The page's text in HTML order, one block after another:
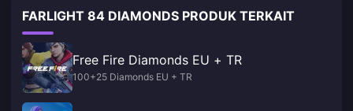
FARLIGHT 84 DIAMONDS PRODUK TERKAIT
Free Fire Diamonds EU + TR
100+25 Diamonds EU + TR